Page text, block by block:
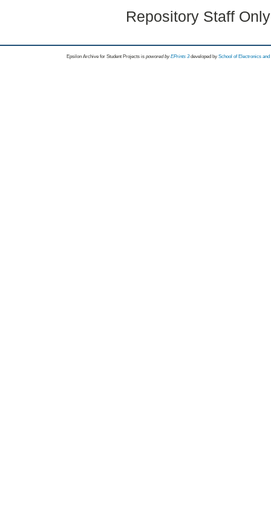
Repository Staff
Epsilon Archive for Student Projects is powored byEPrints 3 developed by School of Electronics